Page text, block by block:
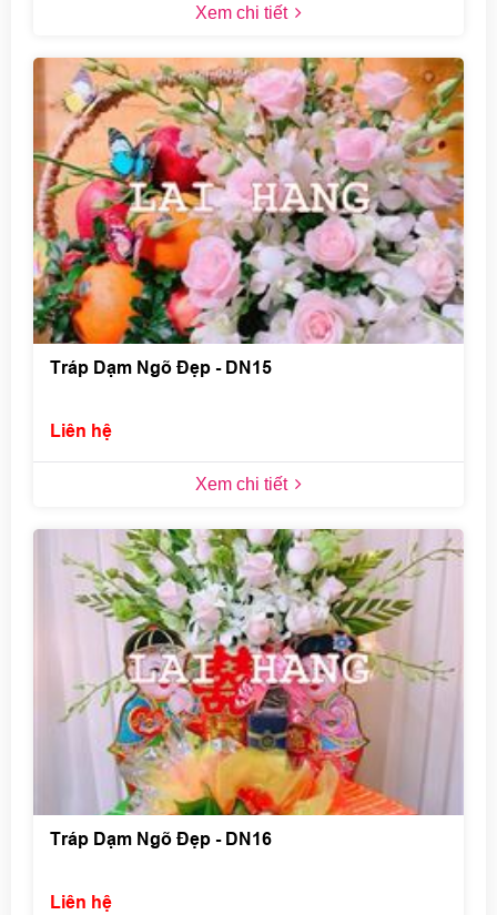
Xem chi tiết
Tráp Dạm Ngõ Đẹp - DN15
Liên hệ
Xem chi tiết
Tráp Dạm Ngõ Đẹp - DN16
Liên hệ